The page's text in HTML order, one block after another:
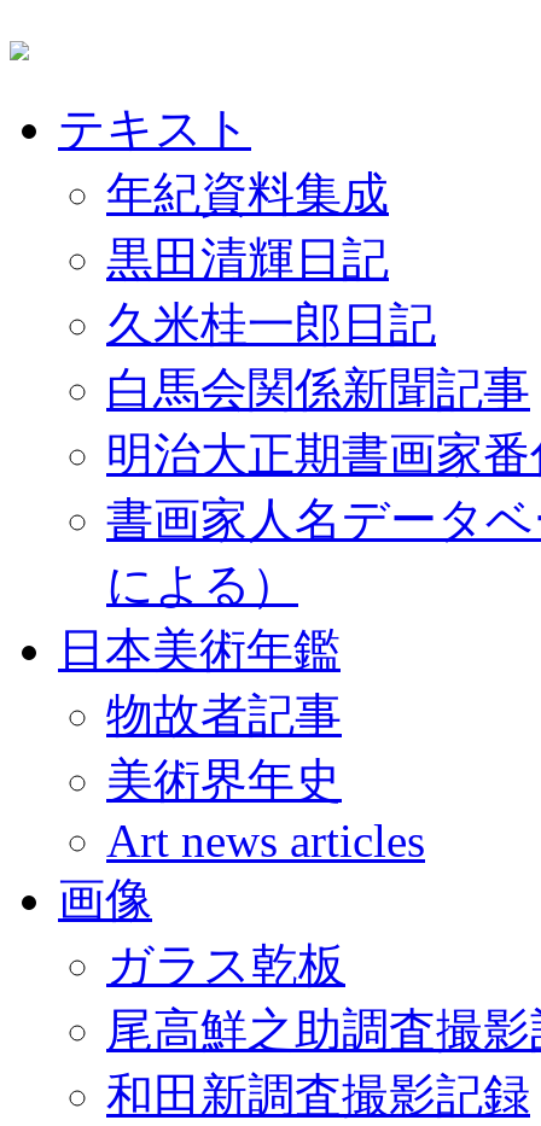
テキスト
年紀資料集成
黒田清輝日記
久米桂一郎日記
白馬会関係新聞記事
明治大正期書画家
書画家人名データ
による）
日本美術年鑑
物故者記事
美術界年史
Art news articles
画像
ガラス乾板
尾高鮮之助調査撮
和田新調査撮影記録